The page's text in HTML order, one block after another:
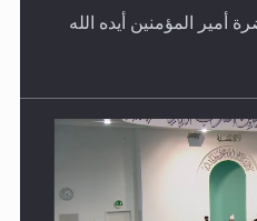
أمير المؤمنين أيده الله